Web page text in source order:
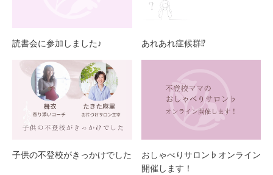
読書会に参加しました♪ あれあれ症候群⁉
子供の不登校がきっかけでした
おしゃべりサロン♭オンライン
開催します！